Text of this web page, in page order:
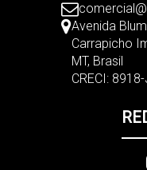
Avenida
Carrapicho
MT, Brasil
CRECI: